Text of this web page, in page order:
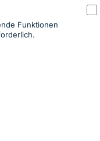
Funktionen
– für